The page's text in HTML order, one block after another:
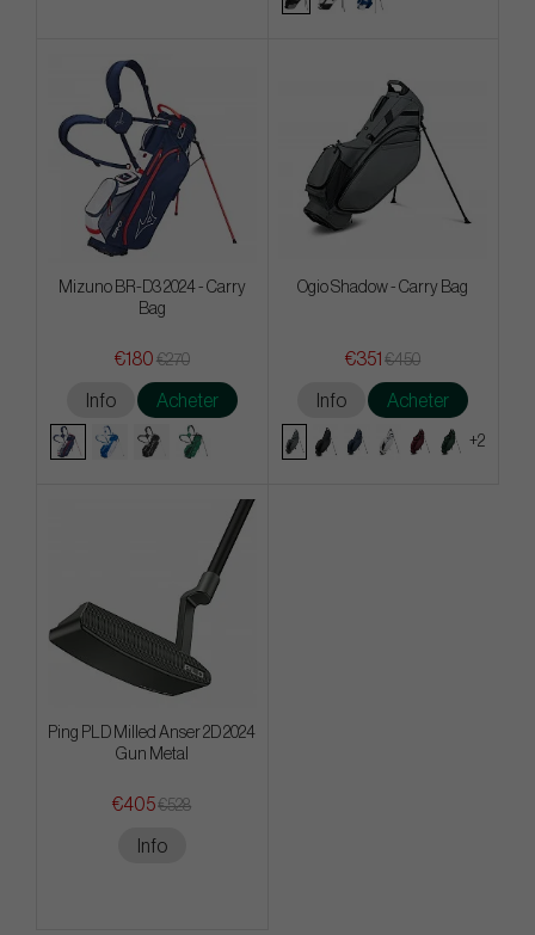
Mizuno BR-D3 2024 - Carry
Bag
€180 €270
Info Acheter
Ogio Shadow - Carry Bag
€351 €450
Info Acheter
+2
Ping PLD Milled Anser 2D 2024
Gun Metal
€405€528
Info